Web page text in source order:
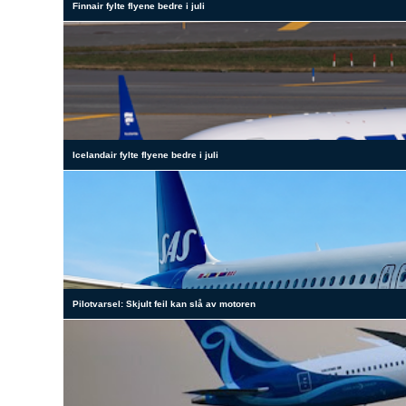
Finnair fylte flyene bedre i juli
Icelandair fylte flyene bedre i juli
Pilotvarsel: Skjult feil kan slå av motoren